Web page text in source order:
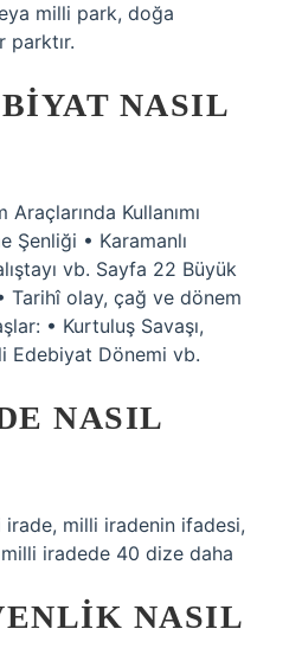
milli park, doğa
parktır.
NASIL
Kullanımı
Şenliği • Karamanlı
vb. Sayfa 22 Büyük
Tarihî olay, çağ ve dönem
• Kurtuluş Savaşı,
Edebiyat Dönemi vb.
NASIL
irade, milli iradenin ifadesi,
iradede 40 dize daha
NASIL